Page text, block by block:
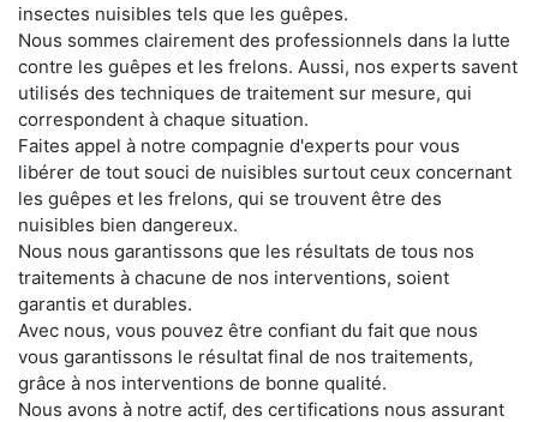
insectes nuisibles tels que les guêpes.
Nous sommes clairement des professionnels dans la lutte
contre les guêpes et les frelons. Aussi, nos experts savent
utilisés des techniques de traitement sur mesure, qui
correspondent à chaque situation.
Faites appel à notre compagnie d'experts pour vous
libérer de tout souci de nuisibles surtout ceux concernant
les guêpes et les frelons, qui se trouvent être des
nuisibles bien dangereux.
Nous nous garantissons que les résultats de tous nos
traitements à chacune de nos interventions, soient
garantis et durables.
Avec nous, vous pouvez être confiant du fait que nous
vous garantissons le résultat final de nos traitements,
grâce à nos interventions de bonne qualité.
Nous avons à notre actif, des certifications nous assurant